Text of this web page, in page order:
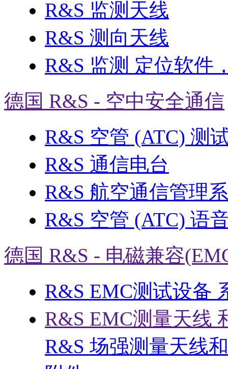
R&S 监测天线
R&S 测向天线
R&S 监测 定位软件
德国 R&S - 空中安全通信
R&S 空管 (ATC) 测
R&S 通信电台
R&S 航空通信管理
R&S 空管 (ATC) 语
德国 R&S - 电磁兼容
R&S EMC测试设备
R&S EMC测量天线
R&S 场强测量天线